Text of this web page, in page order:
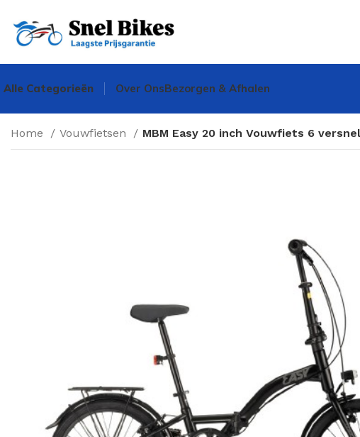
Alle Categorieën Over OnsBezorgen & Afhalen
Home Vouwfietsen MBM Easy 20 inch Vouwfiets 6